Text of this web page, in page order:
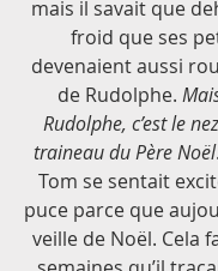
mais il savait que
froid que ses
devenaient aussi
de Rudolphe.
Rudolphe, c’est le
traineau du Père Noël
Tom se sentait
puce parce que
veille de Noël. Cela